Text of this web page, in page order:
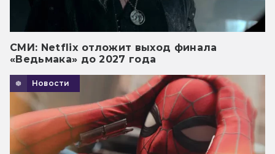
СМИ: Netflix отложит выход финала
«Ведьмака» до 2027 года
Новости